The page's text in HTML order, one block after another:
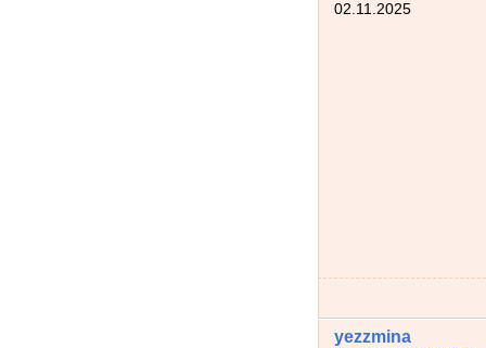
02.11.2025
yezzmina